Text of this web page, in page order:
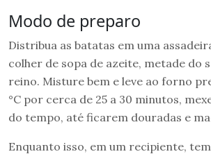
Modo de preparo
Distribua as batatas em uma
colher de sopa de azeite, metade do
reino. Misture bem e leve ao forno
°C por cerca de 25 a 30 minutos,
do tempo, até ficarem douradas e
Enquanto isso, em um recipiente,